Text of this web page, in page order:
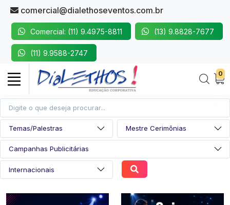
comercial@dialethoseventos.com.br
Comercial: (11) 9.4975-8811 (13) 9.8828-7677
(11) 9.9588-2747
0